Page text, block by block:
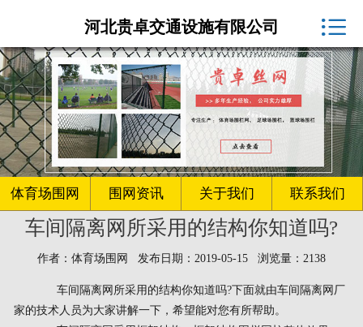
体育场围网厂家
球场围网
客户案例
围网资讯
生产车间
关于我们
联系我们
河北贵卓交通设施有限公司 
体育场围网 围网资讯 关于我们 联系我们
车间隔离网所采用的结构你知道吗?
作者：体育场围网 发布日期：2019-05-15 浏览量：2138
车间隔离网所采用的结构你知道吗?下面就由车间隔离网厂
家的技术人员为大家讲解一下，希望能对您有所帮助。